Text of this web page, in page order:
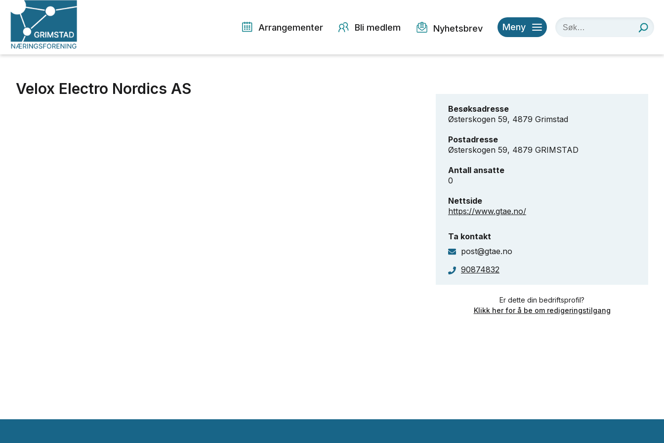
Arrangementer Bli medlem Nyhetsbrev Meny
Velox Electro Nordics AS
Besøksadresse
Østerskogen 59, 4879 Grimstad
Postadresse
Østerskogen 59, 4879 GRIMSTAD
Antall ansatte
0
Nettside
https://www.gtae.no/
Ta kontakt
post@gtae.no
90874832
Er dette din bedriftsprofil?
Klikk her for å be om redigeringstilgang